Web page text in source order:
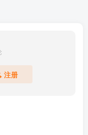
local-10.0.130-
412.76M
2.04G
231.79M
注册